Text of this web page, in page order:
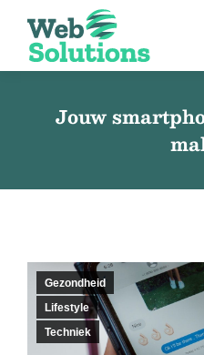
Jouw
Gezondheid
Lifestyle
Techniek